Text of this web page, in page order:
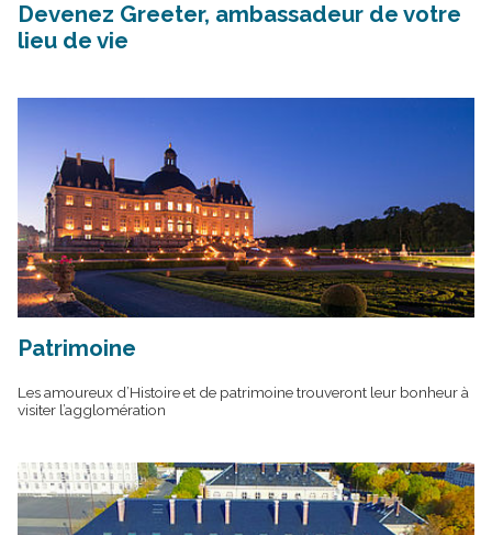
Devenez Greeter, ambassadeur de votre
lieu de vie
Patrimoine
Les amoureux d’Histoire et de patrimoine trouveront leur bonheur à
visiter l’agglomération